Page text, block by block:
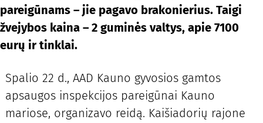
pareigūnams – jie pagavo brakonierius. Taigi
žvejybos kaina – 2 guminės valtys, apie 7100
eurų ir tinklai.
Spalio 22 d., AAD Kauno gyvosios gamtos
apsaugos inspekcijos pareigūnai Kauno
mariose, organizavo reidą. Kaišiadorių rajone